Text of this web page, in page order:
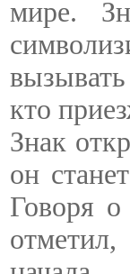
мире.
кто
Знак
он
Говоря